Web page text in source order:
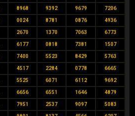
8968 9392 9679 7206
0024 8781 0876 4936
2670 1370 7063 6773
6177 0818 7381 1507
7400 5523 8429 5763
4517 2284 0778 6665
5525 6071 6112 9692
6656 6551 1646 4879
7951 2537 9097 5083